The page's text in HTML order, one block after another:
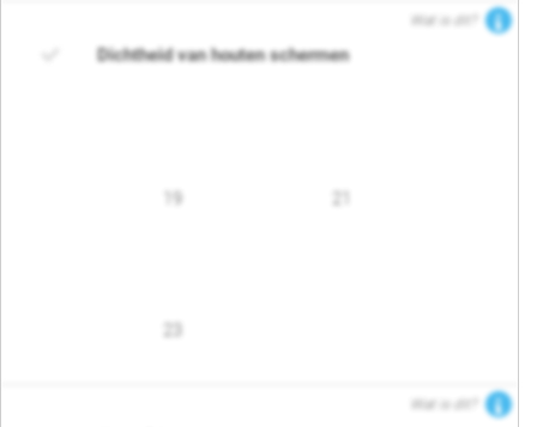
Wat is dit?
Dichtheid van houten schermen
19
Wat is dit?